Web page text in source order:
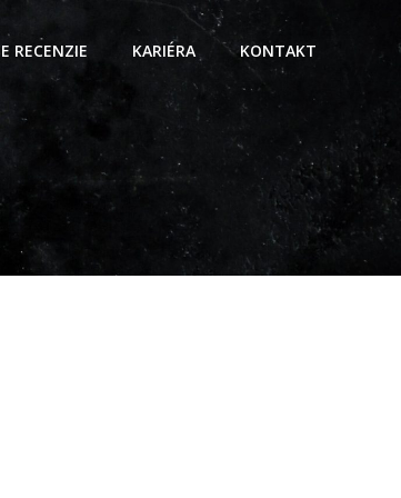
RECENZIE KARIÉRA KONTAKT